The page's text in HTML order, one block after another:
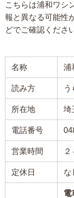
こちらは浦和ワシ
報と異なる可能性
どでご確認くださ
名称 浦
読み方
所在地 埼
電話番号
営業時間
定休日 な
電